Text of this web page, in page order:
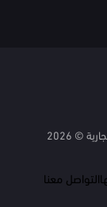
© 2026
التواصل معنا